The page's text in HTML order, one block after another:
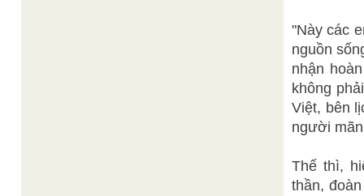
"Này các
nguồn
nhận
không
Việt, bên
người
Thế thì,
thần,